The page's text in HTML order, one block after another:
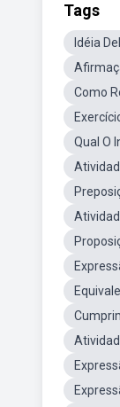
Tags
Idéia
Como
Qual O